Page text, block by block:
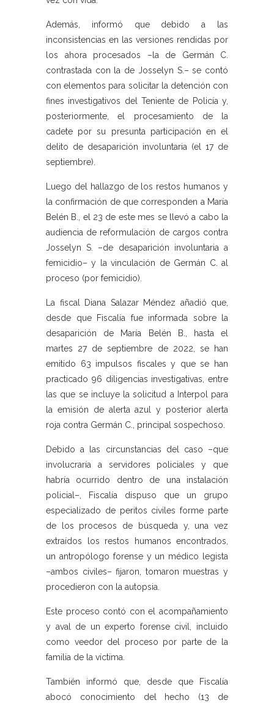
Además, informó que debido a las
inconsistencias en las versiones rendidas por
los ahora procesados –la de Germán C.
contrastada con la de Josselyn S.– se contó
con elementos para solicitar la detención con
fines investigativos del Teniente de Policía y,
posteriormente, el procesamiento de la
cadete por su presunta participación en el
delito de desaparición involuntaria (el 17 de
septiembre).
Luego del hallazgo de los restos humanos y
la confirmación de que corresponden a María
Belén B., el 23 de este mes se llevó a cabo la
audiencia de reformulación de cargos contra
Josselyn S. –de desaparición involuntaria a
femicidio– y la vinculación de Germán C. al
proceso (por femicidio).
La fiscal Diana Salazar Méndez añadió que,
desde que Fiscalía fue informada sobre la
desaparición de María Belén B., hasta el
martes 27 de septiembre de 2022, se han
emitido 63 impulsos fiscales y que se han
practicado 96 diligencias investigativas, entre
las que se incluye la solicitud a Interpol para
la emisión de alerta azul y posterior alerta
roja contra Germán C., principal sospechoso.
Debido a las circunstancias del caso –que
involucraría a servidores policiales y que
habría ocurrido dentro de una instalación
policial–, Fiscalía dispuso que un grupo
especializado de peritos civiles forme parte
de los procesos de búsqueda y, una vez
extraídos los restos humanos encontrados,
un antropólogo forense y un médico legista
–ambos civiles– fijaron, tomaron muestras y
procedieron con la autopsia.
Este proceso contó con el acompañamiento
y aval de un experto forense civil, incluido
como veedor del proceso por parte de la
familia de la víctima.
También informó que, desde que Fiscalía
abocó conocimiento del hecho (13 de